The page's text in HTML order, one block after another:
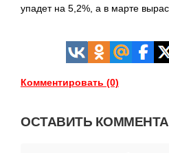
упадет на 5,2%, а в марте
Комментировать (0)
ОСТАВИТЬ